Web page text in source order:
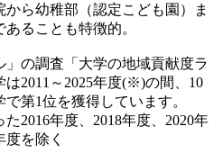
から幼稚部（認定こども園）ま
ることも特徴的。
の調査「大学の地域貢献度ラ
は2011～2025年度(※)の間、10
第1位を獲得しています。
2016年度、2018年度、2020年
度を除く